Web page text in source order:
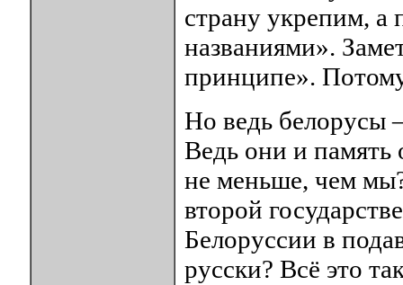
страну укрепим, а
названиями».
принципе».
Но ведь белорусы
Ведь они и память
не меньше, чем
второй
Белоруссии в
русски? Всё это